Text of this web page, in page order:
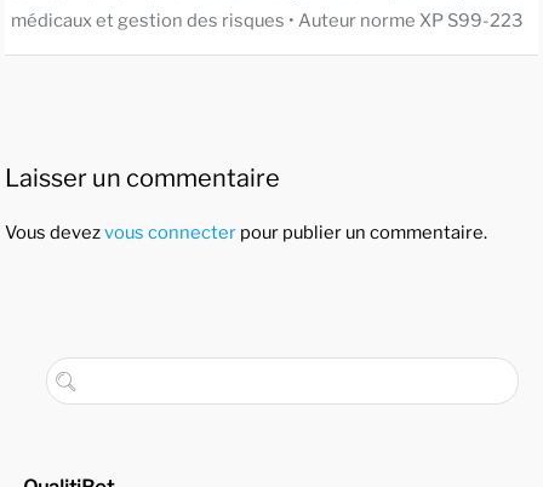
médicaux et gestion des risques • Auteur norme XP S99-223
Laisser un commentaire
Vous devezvous connecter pour publier un commentaire.